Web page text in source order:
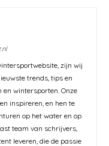
zijn wij
trends, tips en
wintersporten. Onze
inspireren, en hen te
op het water en op
team van schrijvers,
leveren, die de passie